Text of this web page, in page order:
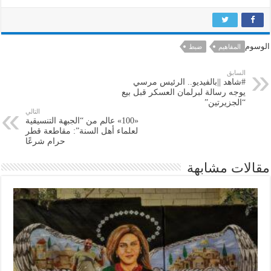
الوسوم المفاهيم ضبط
السابق
#شاهد ||بالفيديو.. الرئيس مرسي
يوجه رسالة لبرلمان العسكر قبل بيع
“الجزيرتين”
التالي
«100» عالم من “الجبهة التنسيقية
لعلماء أهل السنة”: مقاطعة قطر
حرام شرعًا
مقالات مشابهة